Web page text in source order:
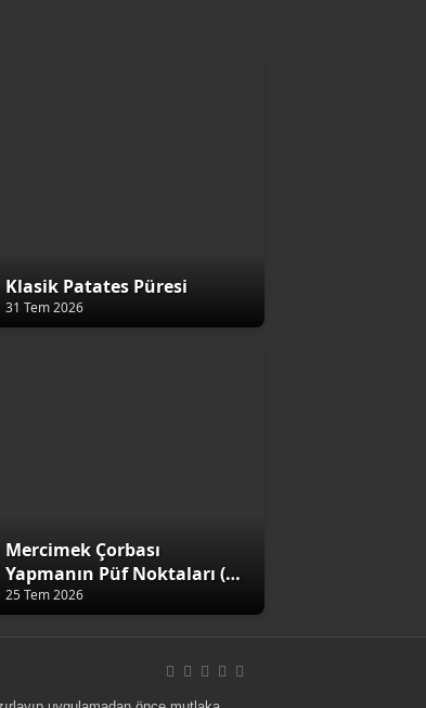
Klasik Patates Püresi
31 Tem 2026
Mercimek Çorbası
Yapmanın Püf Noktaları (5
Altın Kural)
25 Tem 2026